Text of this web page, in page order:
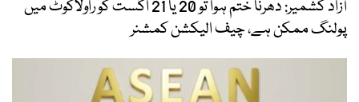
آزاد کشمیر: دھرنا ختم ہوا تو 20 یا 21 اگست کو راولاکوٹ میں
پولنگ ممکن ہے، چیف الیکشن کمشنر